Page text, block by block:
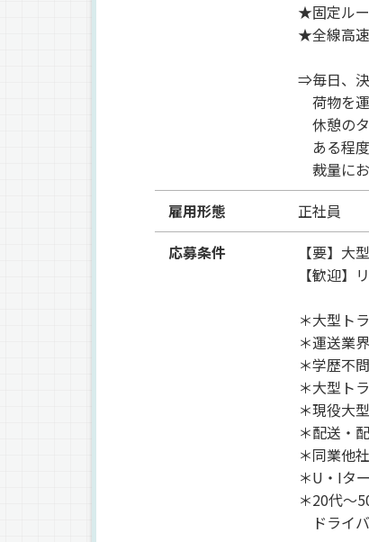
★固定ル
★全線高
⇒毎日、
荷物を
休憩の
ある程
裁量に
雇用形態
正社員
応募条件
【要】大
【歓迎】
＊大型ト
＊運送業
＊学歴不
＊大型ト
＊現役大
＊配送・
＊同業他
＊U・Iタ
＊20代～
ドライ